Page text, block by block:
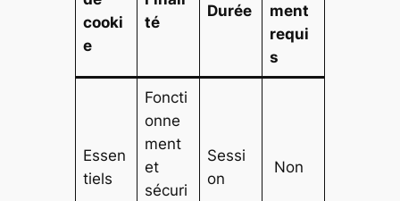
cooki
e
té
Durée
ment
requi
s
Essen
tiels
Foncti
onne
ment
et
sécuri
Sessi
on
Non